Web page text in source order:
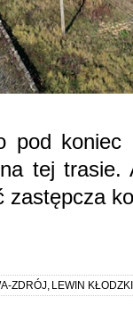
pod koniec
na tej
zastępcza
ZDRÓJ, LEWIN KŁODZKI